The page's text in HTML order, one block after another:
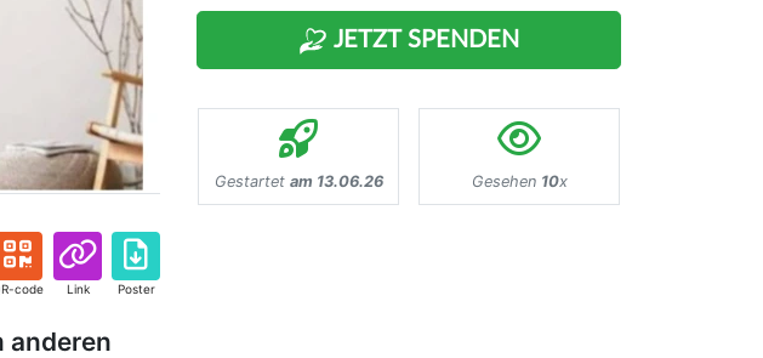
code Link Poster
anderen
JETZT SPENDEN
Gestartet am 13.06.26 Gesehen 10x